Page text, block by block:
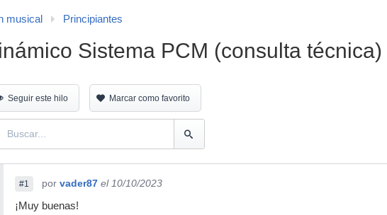
musical Principiantes
Sistema PCM (consulta técnica)
Seguir este hilo Marcar como favorito
#1 por vader87 el 10/10/2023
¡Muy buenas!